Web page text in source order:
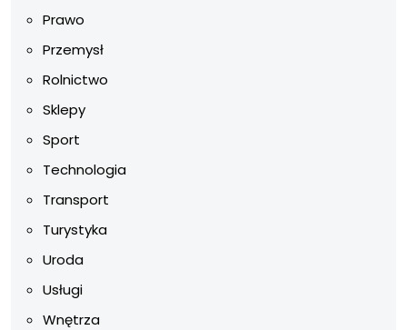
Prawo
Przemysł
Rolnictwo
Sklepy
Sport
Technologia
Transport
Turystyka
Uroda
Usługi
Wnętrza